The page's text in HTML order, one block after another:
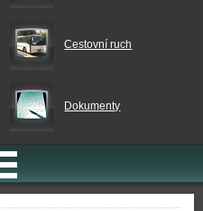
Cestovní ruch
Dokumenty